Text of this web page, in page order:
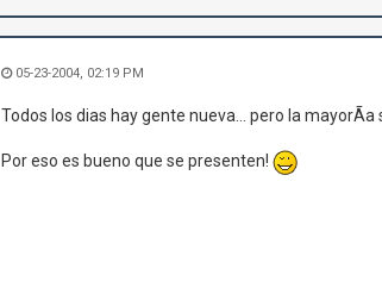
05-23-2004, 02:19 PM
Todos los dias hay gente nueva... pero la mayorÃ­a
Por eso es bueno que se presenten!